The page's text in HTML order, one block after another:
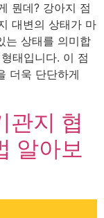
뭔데? 강아지 점
대변의 상태가 마
는 상태를 의미합
태입니다. 이 점
더욱 단단하게
관지 협
알아보